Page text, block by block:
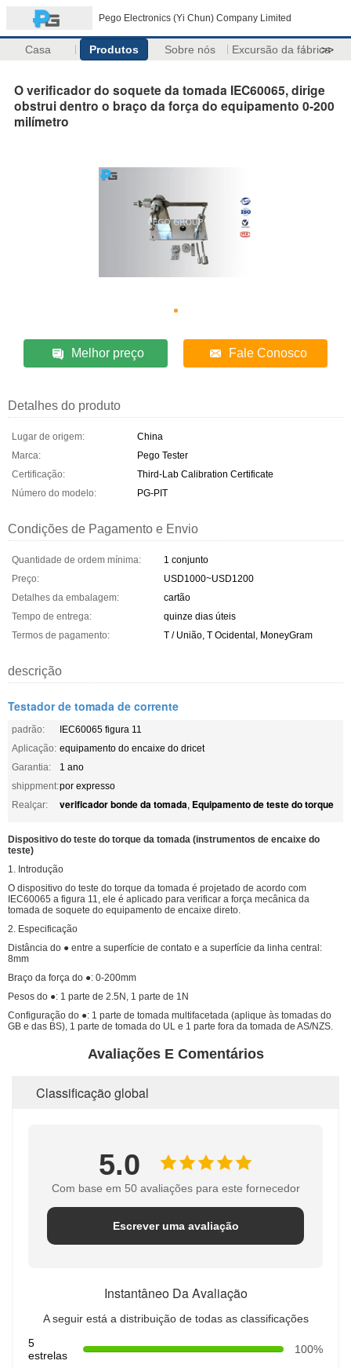
Pego Electronics (Yi Chun) Company Limited
Casa Produtos Sobre nós Excursão da fábrica
>>
O verificador do soquete da tomada IEC60065, dirige
obstrui dentro o braço da força do equipamento 0-200
milímetro
Melhor preço Fale Conosco
Detalhes do produto
Lugar de origem:
China
Marca:
Pego Tester
Certificação:
Third-Lab Calibration Certificate
Número do modelo:
PG-PIT
Condições de Pagamento e Envio
Quantidade de ordem mínima:
1 conjunto
Preço:
USD1000~USD1200
Detalhes da embalagem:
cartão
Tempo de entrega:
quinze dias úteis
Termos de pagamento:
T / União, T Ocidental, MoneyGram
descrição
Testador de tomada de corrente
padrão:
IEC60065 figura 11
Aplicação: equipamento do encaixe do dricet
Garantia:
1 ano
shippment:por expresso
Realçar:
verificador bonde da tomada, Equipamento de teste do torque
Dispositivo do teste do torque da tomada (instrumentos de encaixe do
teste)
1. Introdução
O dispositivo do teste do torque da tomada é projetado de acordo com
IEC60065 a figura 11, ele é aplicado para verificar a força mecânica da
tomada de soquete do equipamento de encaixe direto.
2. Especificação
Distância do ● entre a superfície de contato e a superfície da linha central:
8mm
Braço da força do ●: 0-200mm
Pesos do ●: 1 parte de 2.5N, 1 parte de 1N
Configuração do ●: 1 parte de tomada multifacetada (aplique às tomadas do
GB e das BS), 1 parte de tomada do UL e 1 parte fora da tomada de AS/NZS.
Avaliações E Comentários
Classificação global
5.0
Com base em 50 avaliações para este fornecedor
Escrever uma avaliação
Instantâneo Da Avaliação
A seguir está a distribuição de todas as classificações
5
estrelas
100%